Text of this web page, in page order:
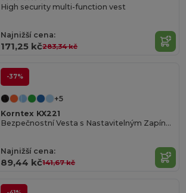
High security multi-function vest
Najnižší cena:
171,25 kč283,34 kč
-37%
+5
Korntex KX221
Bezpečnostní Vesta s Nastavitelným Zapínáním
Najnižší cena:
89,44 kč141,67 kč